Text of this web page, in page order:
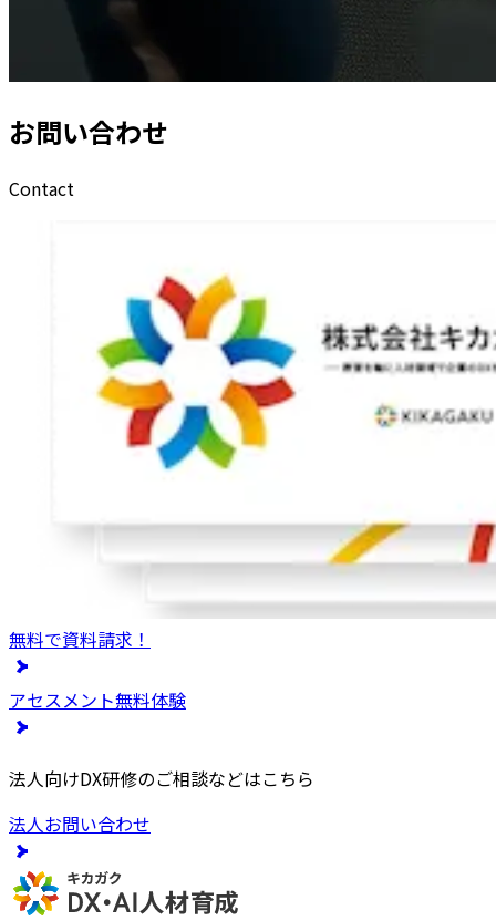
お問い合わせ
Contact
無料で資料請求！
アセスメント無料体験
法人向けDX研修のご相談などはこちら
法人お問い合わせ